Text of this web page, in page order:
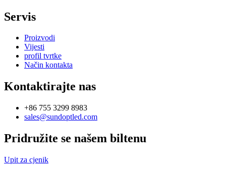
Servis
Proizvodi
Vijesti
profil tvrtke
Način kontakta
Kontaktirajte nas
+86 755 3299 8983
sales@sundoptled.com
Pridružite se našem biltenu
Upit za cjenik